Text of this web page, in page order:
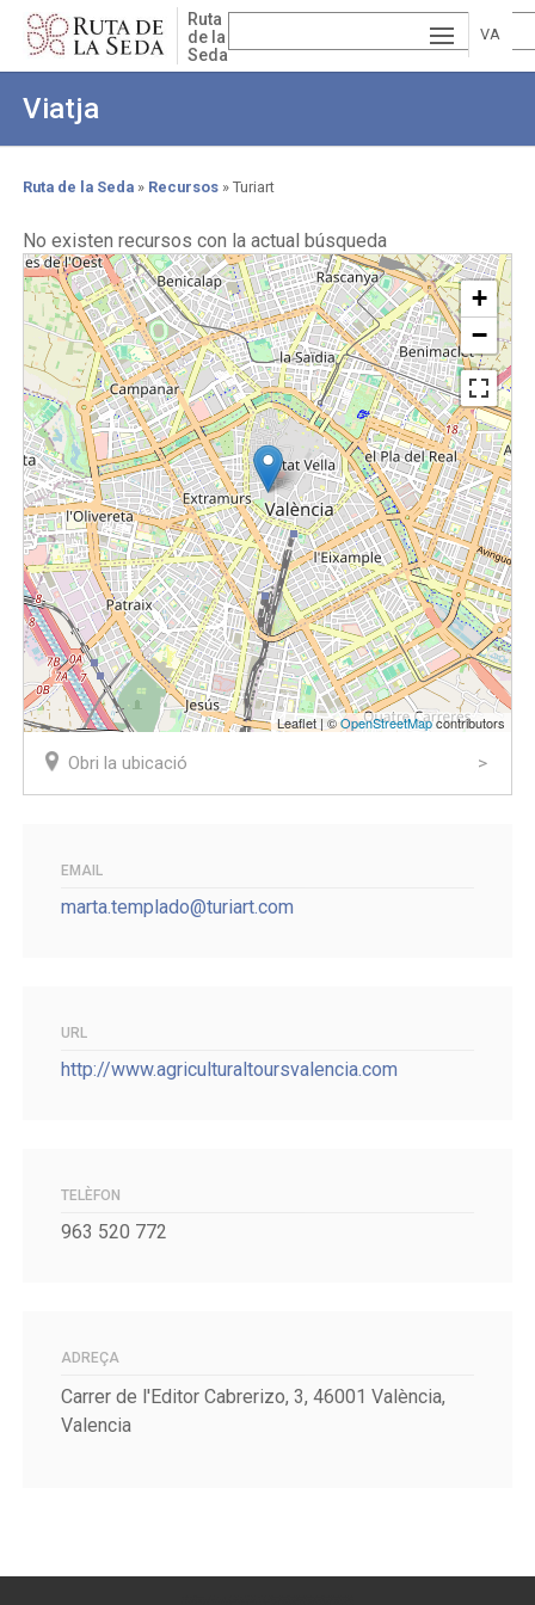
Skip
main
Ruta
de la
Seda
VA
Viatja
Ruta de la Seda Recursos Turiart
No existen recursos con la actual búsqueda
+
−
Leaflet | ©OpenStreetMapcontributors
Obri la ubicació
EMAIL
marta.templado@turiart.com
URL
http://www.agriculturaltoursvalencia.com
TELÈFON
963 520 772
ADREÇA
Carrer de l'Editor Cabrerizo, 3, 46001 València,
Valencia